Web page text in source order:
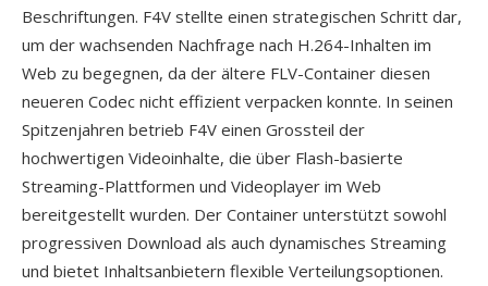
Beschriftungen. F4V stellte einen strategischen Schritt dar,
um der wachsenden Nachfrage nach H.264-Inhalten im
Web zu begegnen, da der ältere FLV-Container diesen
neueren Codec nicht effizient verpacken konnte. In seinen
Spitzenjahren betrieb F4V einen Grossteil der
hochwertigen Videoinhalte, die über Flash-basierte
Streaming-Plattformen und Videoplayer im Web
bereitgestellt wurden. Der Container unterstützt sowohl
progressiven Download als auch dynamisches Streaming
und bietet Inhaltsanbietern flexible Verteilungsoptionen.